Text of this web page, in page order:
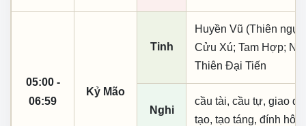
05:00 -
06:59
Kỷ Mão
Tinh
Huyền Vũ (Thiên
Cửu Xú; Tam Hợp;
Thiên Đại Tiến
Nghi
cầu tài, cầu tự, giao
tạo, tạo táng, đính hôn